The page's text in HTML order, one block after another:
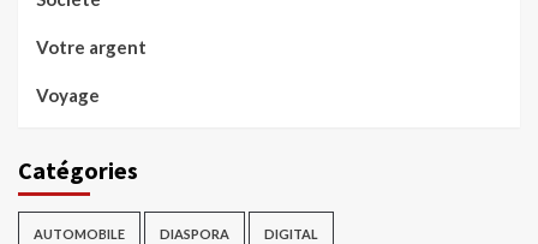
Votre argent
Voyage
Catégories
AUTOMOBILE DIASPORA DIGITAL